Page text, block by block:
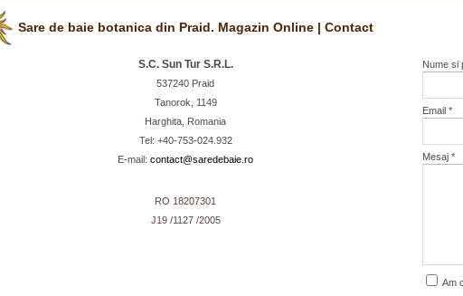
Sare de baie botanica din Praid. Magazin Online | Contact
S.C. Sun Tur S.R.L.
537240 Praid
Tanorok, 1149
Harghita, Romania
Tel: +40-753-024.932
E-mail: contact@saredebaie.ro
RO 18207301
J19 /1127 /2005
Nume si
Email *
Mesaj *
Am